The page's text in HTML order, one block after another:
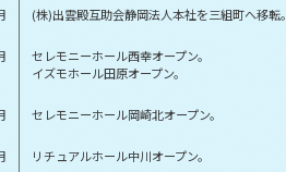
(株)出雲殿互助会静岡法人本社を三組町へ移転。
セレモニーホール西幸オープン。
イズモホール田原オープン。
セレモニーホール岡崎北オープン。
リチュアルホール中川オープン。